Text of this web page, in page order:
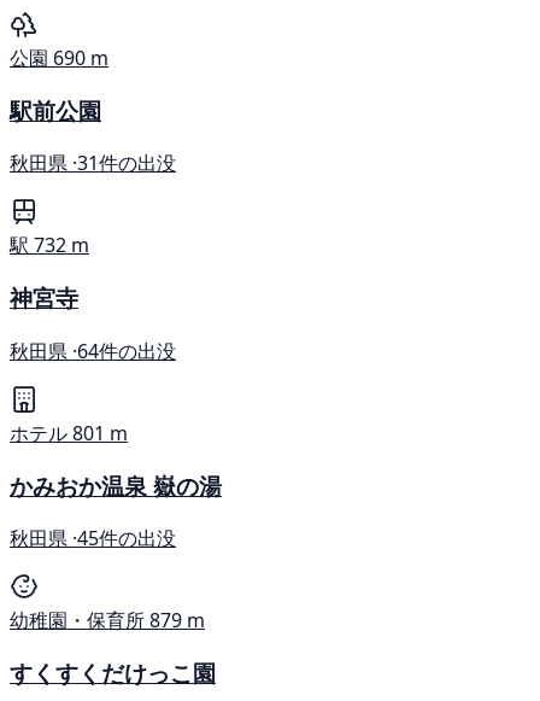
公園 690 m
駅前公園
秋田県 ·31件の出没
駅 732 m
神宮寺
秋田県 ·64件の出没
ホテル801 m
かみおか温泉 嶽の湯
秋田県 ·45件の出没
幼稚園・保育所879 m
すくすくだけっこ園